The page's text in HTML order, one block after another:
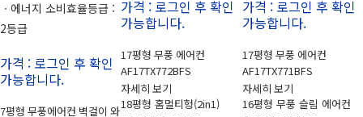
ㆍ에너지 소비효율등급 :
2등급
가격 : 로그인 후 확인
가능합니다.
7평형 무풍에어컨 벽걸이 와
가격 : 로그인 후 확인
가능합니다.
17평형 무풍 에어컨
AF17TX772BFS
자세히 보기
가격 : 로그인 후 확인
가능합니다.
17평형 무풍 에어컨
AF17TX771BFS
자세히 보기
18평형 홈멀티헝(2in1)
16평형 무풍 슬림 에어컨